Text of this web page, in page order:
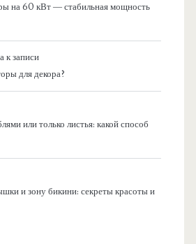
на 60 кВт — стабильная мощность
к записи
для декора?
или только листья: какой способ
и зону бикини: секреты красоты и